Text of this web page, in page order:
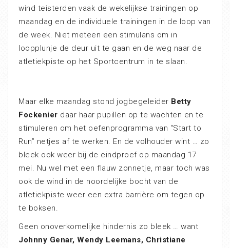
wind teisterden vaak de wekelijkse trainingen op
maandag en de individuele trainingen in de loop van
de week. Niet meteen een stimulans om in
loopplunje de deur uit te gaan en de weg naar de
atletiekpiste op het Sportcentrum in te slaan.
Maar elke maandag stond jogbegeleider Betty
Fockenier daar haar pupillen op te wachten en te
stimuleren om het oefenprogramma van “Start to
Run” netjes af te werken. En de volhouder wint … zo
bleek ook weer bij de eindproef op maandag 17
mei. Nu wel met een flauw zonnetje, maar toch was
ook de wind in de noordelijke bocht van de
atletiekpiste weer een extra barrière om tegen op
te boksen.
Geen onoverkomelijke hindernis zo bleek … want
Johnny Genar, Wendy Leemans, Christiane